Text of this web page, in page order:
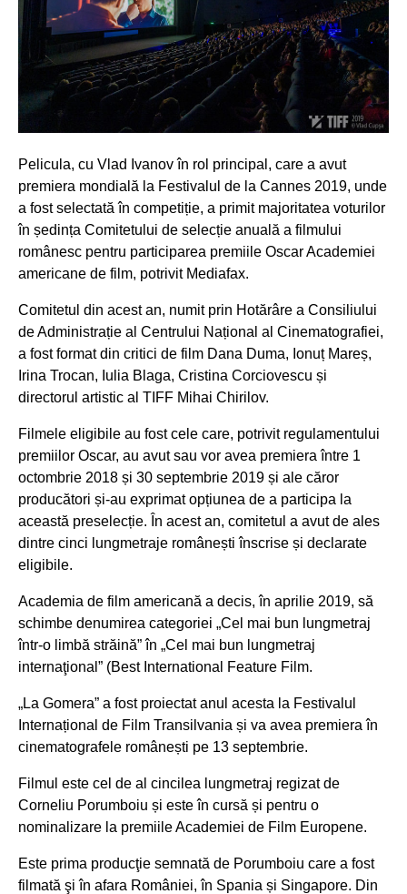
Pelicula, cu Vlad Ivanov în rol principal, care a avut
premiera mondială la Festivalul de la Cannes 2019, unde
a fost selectată în competiție, a primit majoritatea voturilor
în ședința Comitetului de selecție anuală a filmului
românesc pentru participarea premiile Oscar Academiei
americane de film, potrivit Mediafax.
Comitetul din acest an, numit prin Hotărâre a Consiliului
de Administrație al Centrului Național al Cinematografiei,
a fost format din critici de film Dana Duma, Ionuț Mareș,
Irina Trocan, Iulia Blaga, Cristina Corciovescu și
directorul artistic al TIFF Mihai Chirilov.
Filmele eligibile au fost cele care, potrivit regulamentului
premiilor Oscar, au avut sau vor avea premiera între 1
octombrie 2018 și 30 septembrie 2019 și ale căror
producători și-au exprimat opțiunea de a participa la
această preselecție. În acest an, comitetul a avut de ales
dintre cinci lungmetraje românești înscrise și declarate
eligibile.
Academia de film americană a decis, în aprilie 2019, să
schimbe denumirea categoriei „Cel mai bun lungmetraj
într-o limbă străină” în „Cel mai bun lungmetraj
internaţional” (Best International Feature Film.
„La Gomera” a fost proiectat anul acesta la Festivalul
Internațional de Film Transilvania și va avea premiera în
cinematografele românești pe 13 septembrie.
Filmul este cel de al cincilea lungmetraj regizat de
Corneliu Porumboiu și este în cursă și pentru o
nominalizare la premiile Academiei de Film Europene.
Este prima producţie semnată de Porumboiu care a fost
filmată şi în afara României, în Spania și Singapore. Din